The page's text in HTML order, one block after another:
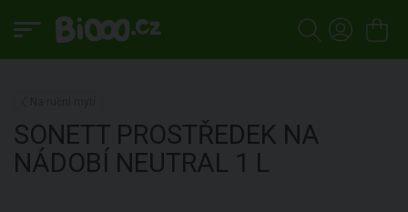
SONETT PROSTŘEDEK NA
NÁDOBÍ NEUTRAL 1 L